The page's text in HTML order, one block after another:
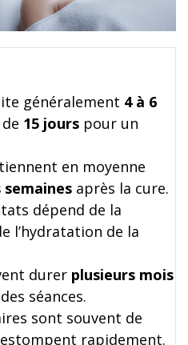
généralement 4 à 6
15 jours pour un
en moyenne
semaines après la cure.
dépend de la
l’hydratation de la
durer plusieurs mois
séances.
sont souvent de
rapidement.